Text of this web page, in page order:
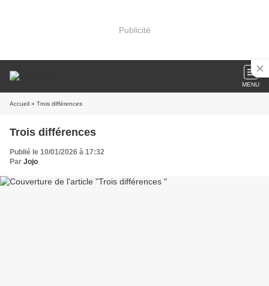
Publicité
MENU
Accueil » Trois différences
Trois différences
Publié le 10/01/2026 à 17:32
Par Jojo